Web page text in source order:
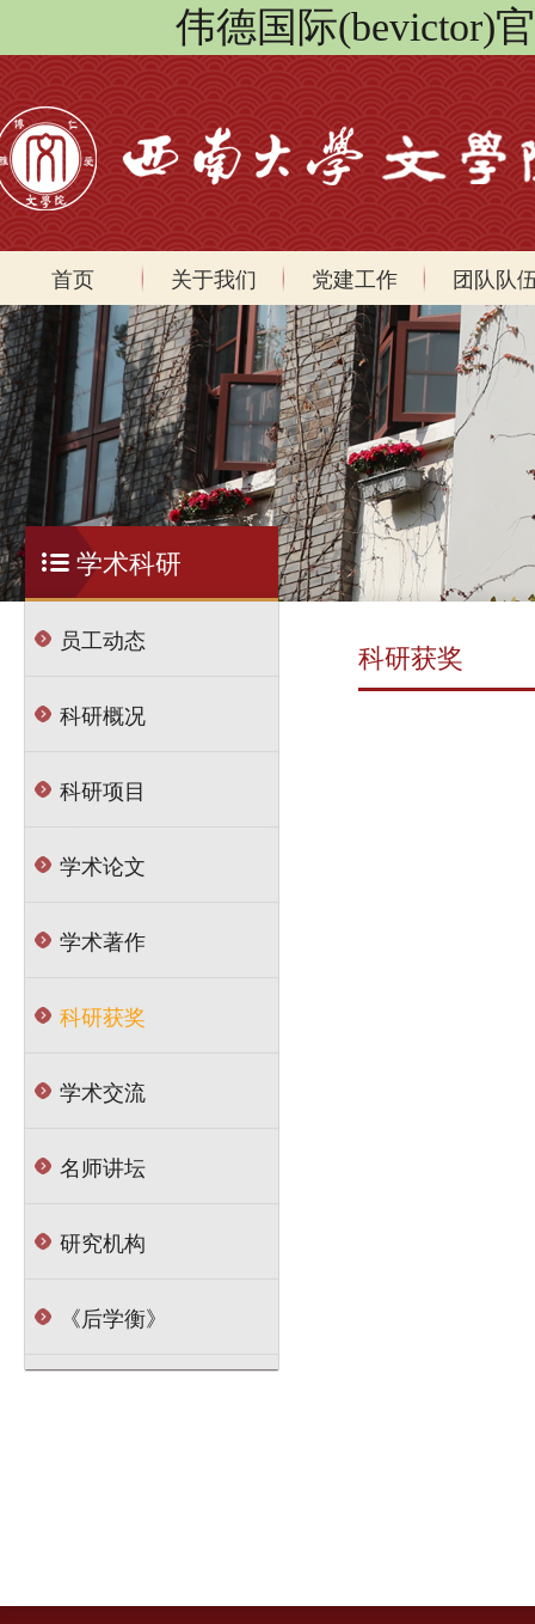
伟德国际(bevictor)
首页 关于我们 党建工作 团队队
学术科研
员工动态
科研概况
科研项目
学术论文
学术著作
科研获奖
学术交流
名师讲坛
研究机构
《后学衡》
科研获奖